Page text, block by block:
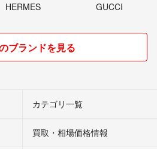
HERMES GUCCI
ブランドを見る
カテゴリ一覧
買取・相場価格情報